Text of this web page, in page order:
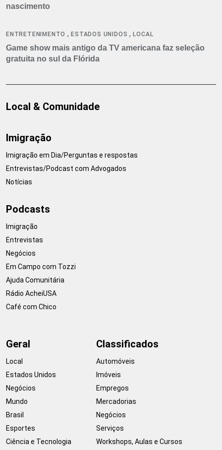
nascimento
ENTRETENIMENTO ,ESTADOS UNIDOS ,LOCAL
Game show mais antigo da TV americana faz seleção
gratuita no sul da Flórida
Local & Comunidade
Imigração
Imigração em Dia/Perguntas e respostas
Entrevistas/Podcast com Advogados
Notícias
Podcasts
Imigração
Entrevistas
Negócios
Em Campo com Tozzi
Ajuda Comunitária
Rádio AcheiUSA
Café com Chico
Geral
Local
Estados Unidos
Negócios
Mundo
Brasil
Esportes
Ciência e Tecnologia
Classificados
Automóveis
Imóveis
Empregos
Mercadorias
Negócios
Serviços
Workshops, Aulas e Cursos